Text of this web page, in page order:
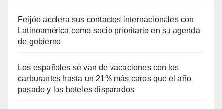
Feijóo acelera sus contactos internacionales con
Latinoamérica como socio prioritario en su agenda
de gobierno
Los españoles se van de vacaciones con los
carburantes hasta un 21% más caros que el año
pasado y los hoteles disparados